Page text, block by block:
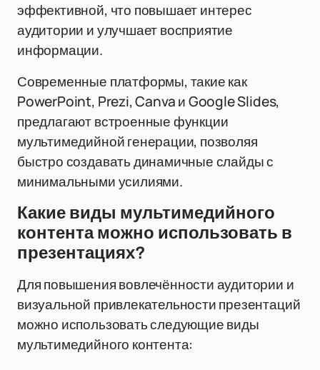
эффективной, что повышает интерес
аудитории и улучшает восприятие
информации.
Современные платформы, такие как
PowerPoint, Prezi, Canva и Google Slides,
предлагают встроенные функции
мультимедийной генерации, позволяя
быстро создавать динамичные слайды с
минимальными усилиями.
Какие виды мультимедийного
контента можно использовать в
презентациях?
Для повышения вовлечённости аудитории и
визуальной привлекательности презентаций
можно использовать следующие виды
мультимедийного контента: